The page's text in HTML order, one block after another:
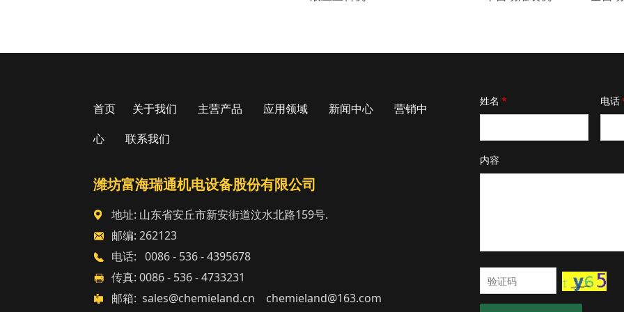
首页 关于我们 主营产品 应用领域 新闻中心
营销中
心
联系我们
潍坊富海瑞通机电设备股份有限公司
地址: 山东省安丘市新安街道汶水北路159号.
邮编: 262123
电话: 0086 - 536 - 4395678
传真: 0086 - 536 - 4733231
邮箱: sales@chemieland.cn chemieland@163.com
姓名 * 电话
内容